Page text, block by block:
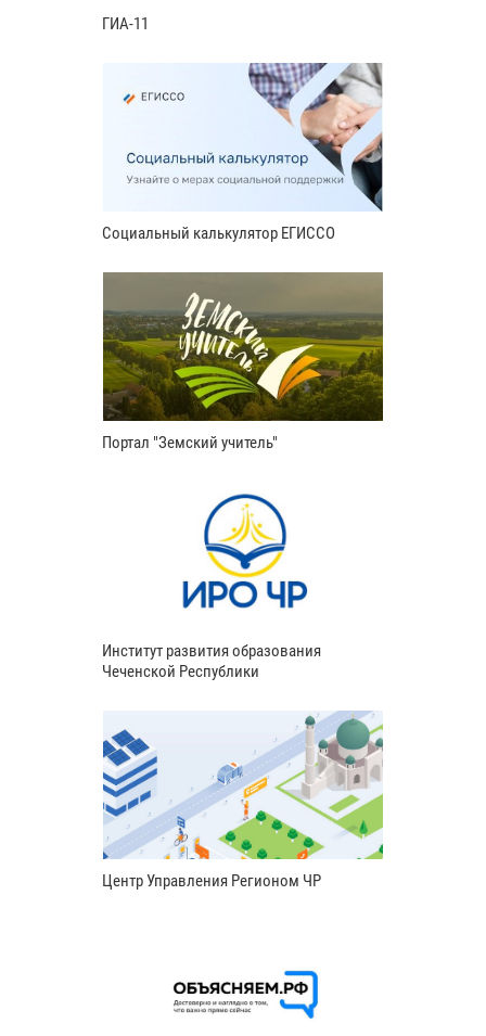
ГИА-11
Социальный калькулятор ЕГИССО
Портал "Земский учитель"
Институт развития образования
Чеченской Республики
Центр Управления Регионом ЧР